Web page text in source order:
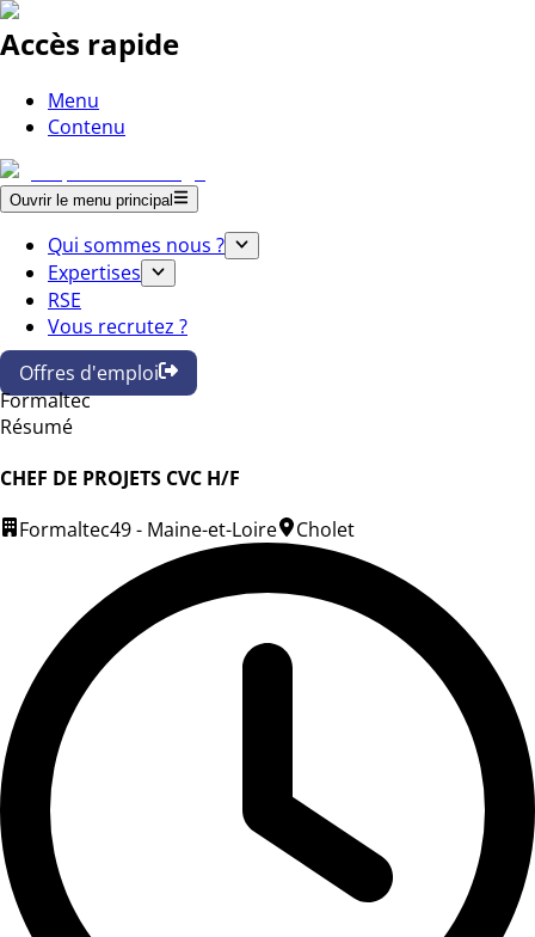
Accès rapide
Menu
Contenu
Ouvrir le menu principal
Qui sommes nous ?
Expertises
RSE
Vous recrutez ?
Offres d'emploi
Formaltec
Résumé
CHEF DE PROJETS CVC H/F
Formaltec49 - Maine-et-Loire Cholet